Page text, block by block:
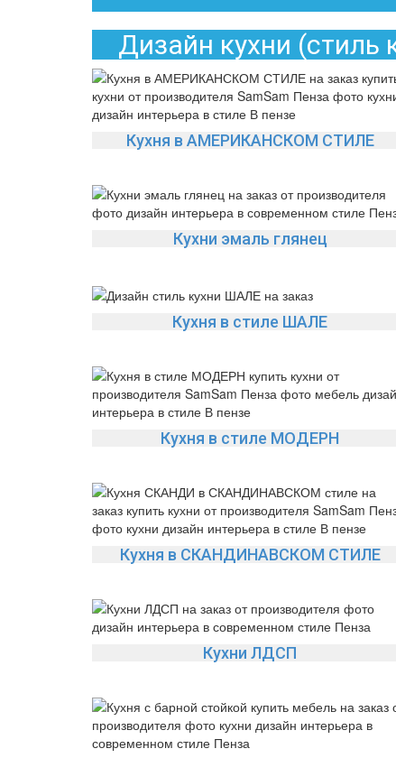
Дизайн кухни (стиль
Кухня в АМЕРИКАНСКОМ СТИЛЕ
Кухни эмаль глянец
Кухня в стиле ШАЛЕ
Кухня в стиле МОДЕРН
Кухня в СКАНДИНАВСКОМ СТИЛЕ
Кухни ЛДСП